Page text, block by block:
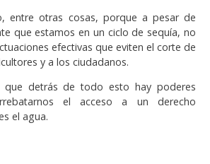
entre otras cosas, porque a pesar de
que estamos en un ciclo de sequía, no
efectivas que eviten el corte de
y a los ciudadanos.
que detrás de todo esto hay poderes
el acceso a un derecho
el agua.